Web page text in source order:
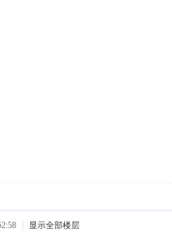
显示全部楼层